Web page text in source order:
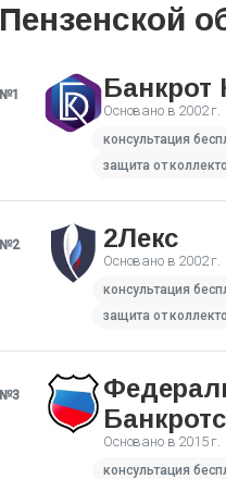
Пензенской
№1 Банкрот
Основано в 2002 г.
консультация
защита от
№2 2Лекс
Основано в 2002 г.
консультация
защита от
№3
Основано в 2015 г.
консультация